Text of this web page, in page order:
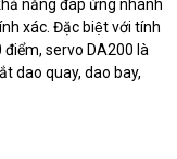
năng đáp ứng nhanh
xác. Đặc biệt với tính
servo DA200 là
dao quay, dao bay,